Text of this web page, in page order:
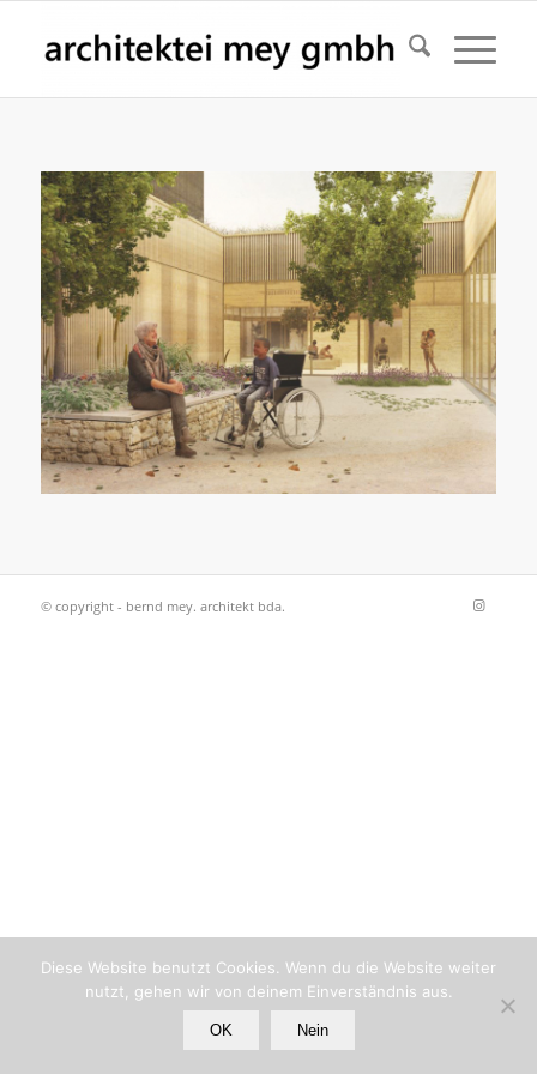
© copyright - bernd mey. architekt bda.
Diese Website benutzt Cookies. Wenn du die Website weiter
nutzt, gehen wir von deinem Einverständnis aus.
OK Nein